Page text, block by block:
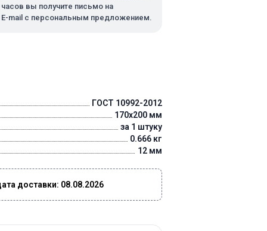
ГОСТ 10992-2012
170x200 мм
за 1 штуку
0.666 кг
12 мм
доставки: 08.08.2026
часов вы получите письмо на
E-mail с персональным предложением.